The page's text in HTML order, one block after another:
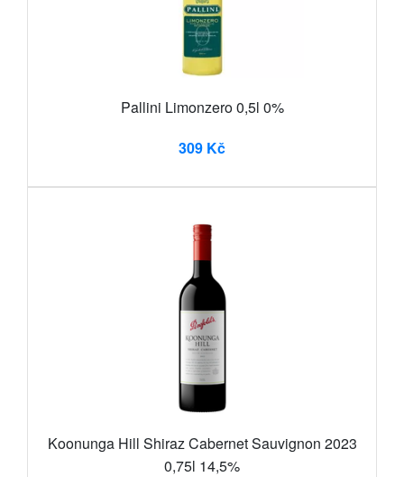
Pallini Limonzero 0,5l 0%
309 Kč
Koonunga Hill Shiraz Cabernet Sauvignon 2023
0,75l 14,5%